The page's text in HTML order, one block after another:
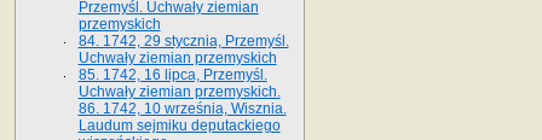
Przemyśl. Uchwały ziemian
przemyskich
84. 1742, 29 stycznia, Przemyśl.
Uchwały ziemian przemyskich
85. 1742, 16 lipca, Przemyśl.
Uchwały ziemian przemyskich.
86. 1742, 10 września, Wisznia.
Laudum sejmiku deputackiego